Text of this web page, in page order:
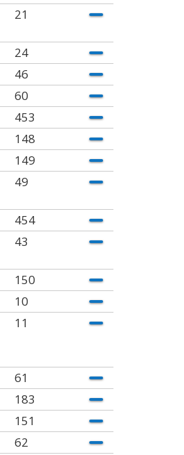
21
24
46
60
453
148
149
49
454
43
150
10
11
61
183
151
62